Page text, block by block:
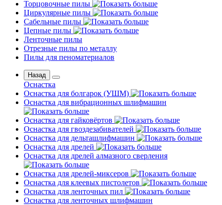
Торцовочные пилы
Циркулярные пилы
Сабельные пилы
Цепные пилы
Ленточные пилы
Отрезные пилы по металлу
Пилы для пеноматериалов
Назад
Оснастка
Оснастка для болгарок (УШМ)
Оснастка для вибрационных шлифмашин
Оснастка для гайковёртов
Оснастка для гвоздезабивателей
Оснастка для дельташлифмашин
Оснастка для дрелей
Оснастка для дрелей алмазного сверления
Оснастка для дрелей-миксеров
Оснастка для клеевых пистолетов
Оснастка для ленточных пил
Оснастка для ленточных шлифмашин